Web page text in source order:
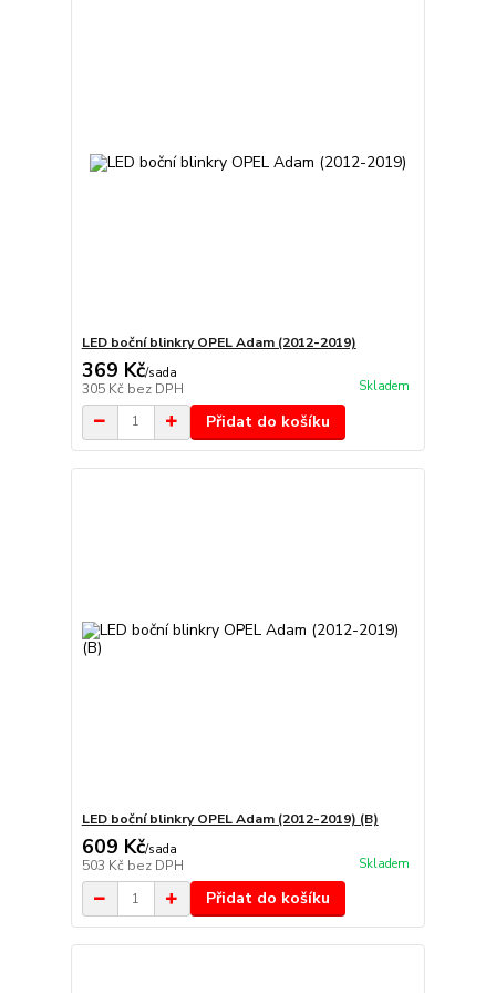
LED boční blinkry OPEL Adam (2012-2019)
369 Kč/sada
305 Kč bez DPH Skladem
Přidat do košíku
LED boční blinkry OPEL Adam (2012-2019) (B)
609 Kč/sada
503 Kč bez DPH Skladem
Přidat do košíku